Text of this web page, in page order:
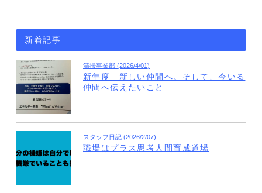
新着記事
清掃事業部 (2026/4/01)
新年度 新しい仲間へ。そして、今いる
仲間へ伝えたいこと
スタッフ日記 (2026/2/07)
職場はプラス思考人間育成道場